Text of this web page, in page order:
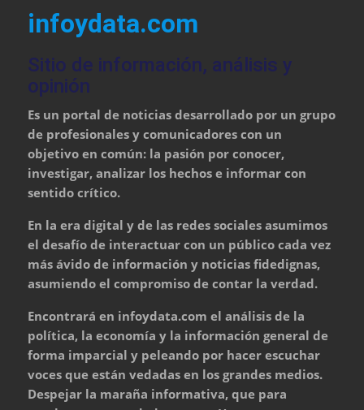
infoydata.com
Sitio de información, análisis y
opinión
Es un portal de noticias desarrollado por un grupo
de profesionales y comunicadores con un
objetivo en común: la pasión por conocer,
investigar, analizar los hechos e informar con
sentido crítico.
En la era digital y de las redes sociales asumimos
el desafío de interactuar con un público cada vez
más ávido de información y noticias fidedignas,
asumiendo el compromiso de contar la verdad.
Encontrará en infoydata.com el análisis de la
política, la economía y la información general de
forma imparcial y peleando por hacer escuchar
voces que están vedadas en los grandes medios.
Despejar la maraña informativa, que para